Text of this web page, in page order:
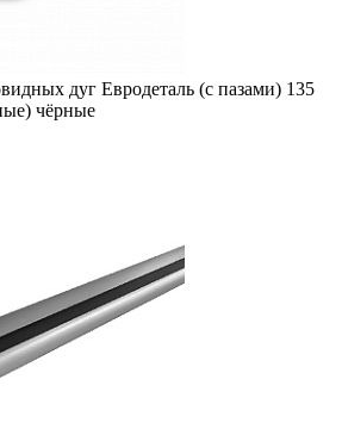
дуг Евродеталь (с пазами) 135
чёрные